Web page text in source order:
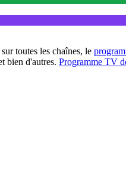
sur toutes les chaînes, le
bien d'autres. Programme TV